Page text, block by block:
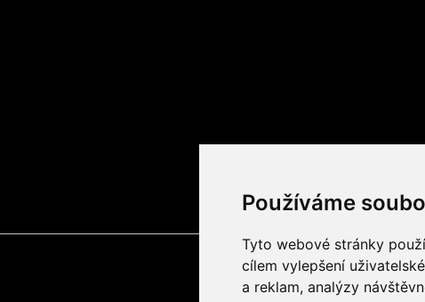
Používáme
Tyto webové stránky
cílem vylepšení
a reklam, analýzy